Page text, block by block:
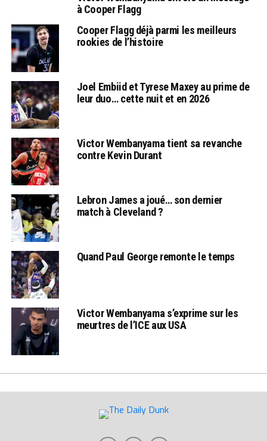
à Cooper Flagg
Cooper Flagg déjà parmi les meilleurs
rookies de l’histoire
Joel Embiid et Tyrese Maxey au prime de
leur duo… cette nuit et en 2026
Victor Wembanyama tient sa revanche
contre Kevin Durant
Lebron James a joué… son dernier
match à Cleveland ?
Quand Paul George remonte le temps
Victor Wembanyama s’exprime sur les
meurtres de l’ICE aux USA